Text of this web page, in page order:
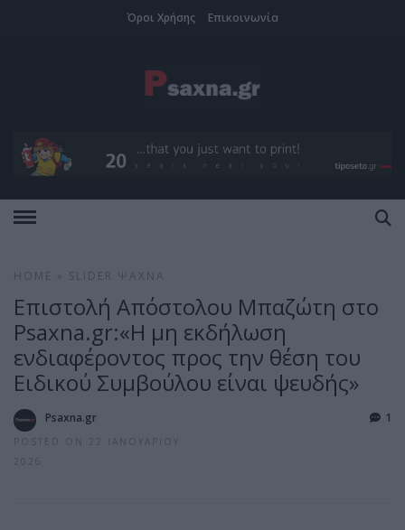
Όροι Χρήσης Επικοινωνία
HOME SLIDER ΨΑΧΝΆ
Επιστολή Απόστολου Μπαζώτη στο
Psaxna.gr:«Η μη εκδήλωση
ενδιαφέροντος προς την θέση του
Ειδικού Συμβούλου είναι ψευδής»
Psaxna.gr
POSTED ON 22 ΙΑΝΟΥΑΡΊΟΥ
2026
1